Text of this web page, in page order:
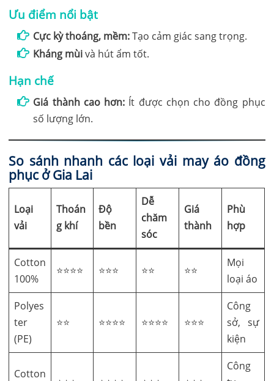
Ưu điểm nổi bật
Cực kỳ thoáng, mềm:Tạo cảm giác sang trọng.
Kháng mùivà hút ẩm tốt.
Hạn chế
Giá thành cao hơn: Ít được chọn cho đồng phục
số lượng lớn.
So sánh nhanh các loại vải may áo đồng
phục ở Gia Lai
Loại
vải
Thoán
g khí
Độ
bền
Dễ
chăm
sóc
Giá
thành
Phù
hợp
Cotton
100%
⭐⭐⭐⭐ ⭐⭐⭐ ⭐⭐ ⭐⭐
Mọi
loại áo
Polyes
ter
(PE)
⭐⭐ ⭐⭐⭐⭐ ⭐⭐⭐⭐ ⭐⭐⭐
Công
sở, sự
kiện
Cotton
Công